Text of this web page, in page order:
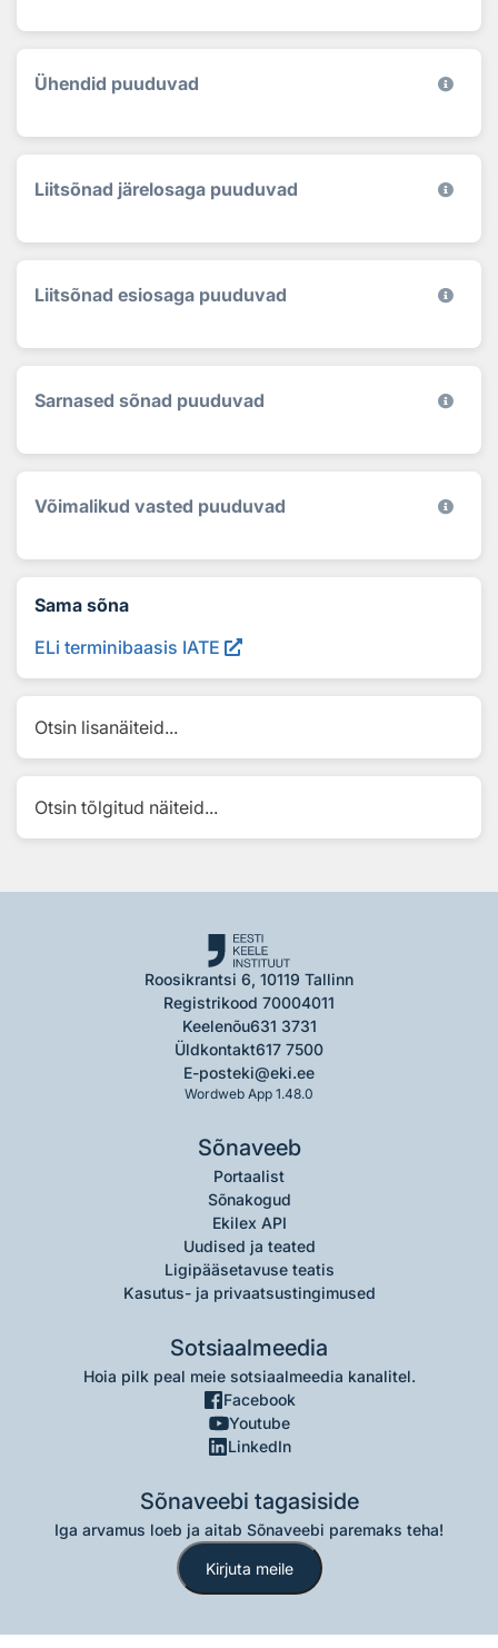
Ühendid puuduvad
Liitsõnad järelosaga puuduvad
Liitsõnad esiosaga puuduvad
Sarnased sõnad puuduvad
Võimalikud vasted puuduvad
Sama sõna
ELi terminibaasis IATE
Otsin lisanäiteid...
Otsin tõlgitud näiteid...
Roosikrantsi 6, 10119 Tallinn
Registrikood 70004011
Keelenõu631 3731
Üldkontakt617 7500
E-posteki@eki.ee
Wordweb App 1.48.0
Sõnaveeb
Portaalist
Sõnakogud
Ekilex API
Uudised ja teated
Ligipääsetavuse teatis
Kasutus- ja privaatsustingimused
Sotsiaalmeedia
Hoia pilk peal meie sotsiaalmeedia kanalitel.
Facebook
Youtube
LinkedIn
Sõnaveebi tagasiside
Iga arvamus loeb ja aitab Sõnaveebi paremaks teha!
Kirjuta meile